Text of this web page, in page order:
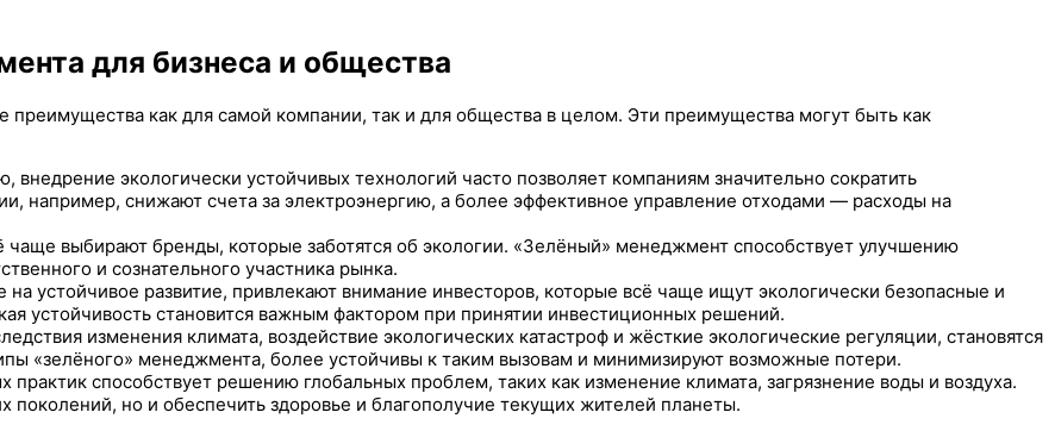
для бизнеса и общества
как для самой компании, так и для общества в целом. Эти преимущества могут быть как
экологически устойчивых технологий часто позволяет компаниям значительно сократить
например, снижают счета за электроэнергию, а более эффективное управление отходами — расходы на
выбирают бренды, которые заботятся об экологии. «Зелёный» менеджмент способствует улучшению
и сознательного участника рынка.
устойчивое развитие, привлекают внимание инвесторов, которые всё чаще ищут экологически безопасные и
устойчивость становится важным фактором при принятии инвестиционных решений.
изменения климата, воздействие экологических катастроф и жёсткие экологические регуляции, становятся
«зелёного» менеджмента, более устойчивы к таким вызовам и минимизируют возможные потери.
практик способствует решению глобальных проблем, таких как изменение климата, загрязнение воды и воздуха.
поколений, но и обеспечить здоровье и благополучие текущих жителей планеты.